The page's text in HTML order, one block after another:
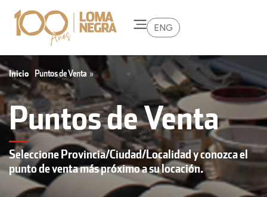
ENG
Inicio »
Puntos de Venta
Puntos de Venta
Seleccione Provincia/Ciudad/Localidad y conozca el
punto de venta más próximo a su locación.